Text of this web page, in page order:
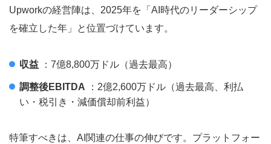
Upworkの経営陣は、2025年を「AI時代のリーダーシップ
を確立した年」と位置づけています。
収益 ：7億8,800万ドル（過去最高）
調整後EBITDA ：2億2,600万ドル（過去最高、利払
い・税引き・減価償却前利益）
特筆すべきは、AI関連の仕事の伸びです。プラットフォー